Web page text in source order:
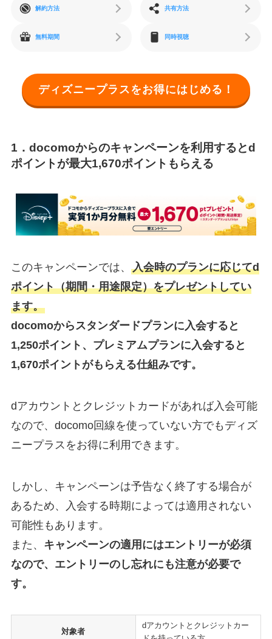
解約方法 共有方法
無料期間 同時視聴
ディズニープラスをお得にはじめる！
1．docomoからのキャンペーンを利用するとd
ポイントが最大1,670ポイントもらえる
このキャンペーンでは、 入会時のプランに応じてd
ポイント（期間・用途限定）をプレゼントしてい
ます。
docomoからスタンダードプランに入会すると
1,250ポイント、プレミアムプランに入会すると
1,670ポイントがもらえる仕組みです。
dアカウントとクレジットカードがあれば入会可能
なので、docomo回線を使っていない方でもディズ
ニープラスをお得に利用できます。
しかし、キャンペーンは予告なく終了する場合が
あるため、入会する時期によっては適用されない
可能性もあります。
また、 キャンペーンの適用にはエントリーが必須
なので、エントリーのし忘れにも注意が必要で
す。
対象者
dアカウントとクレジットカー